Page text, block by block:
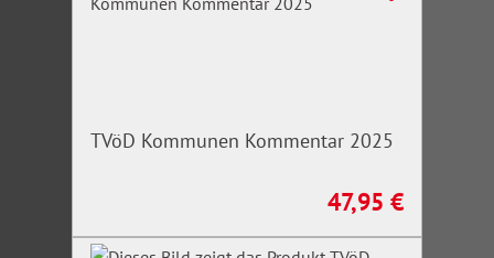
TVöD Kommunen Kommentar 2025
Regulärer Preis:
47,95 €